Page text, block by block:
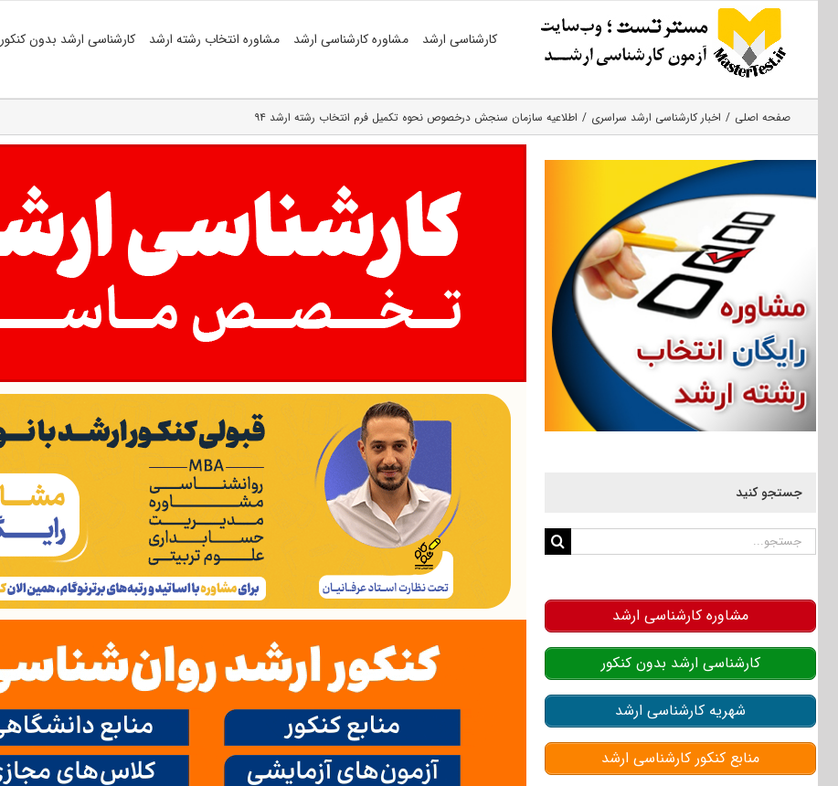
کارشناسی ارشد مشاوره کارشناسی ارشد مشاوره انتخاب رشته ارشد کارشناسی ارشد بدون کنکور
صفحه اصلی اخبار کارشناسی ارشد سراسری اطلاعیه سازمان سنجش درخصوص نحوه تکمیل فرم انتخاب رشته‌ ارشد ۹۴
جستجو کنید
جستجو
مشاوره کارشناسی ارشد
کارشناسی ارشد بدون کنکور
شهریه کارشناسی ارشد
منابع کنکور کارشناسی ارشد